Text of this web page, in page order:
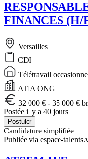
FINANCES (H/
Versailles
CDI
Télétravail
ATIA ONG
32 000 € - 35 000 €
Postée il y a 40 jours
Postuler
Candidature simplifiée
Publiée via espace-